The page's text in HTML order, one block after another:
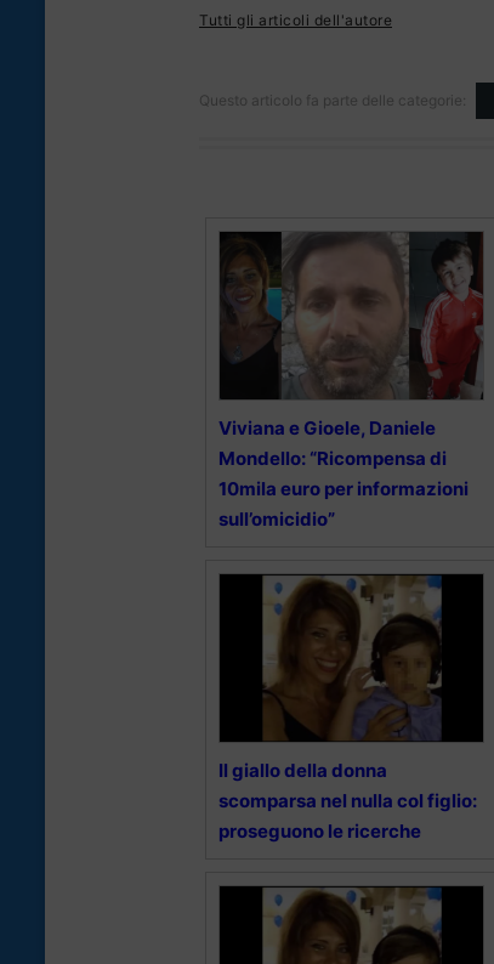
Tutti gli articoli dell'autore
Questo articolo fa parte delle categorie:
Viviana e Gioele, Daniele
Mondello: “Ricompensa di
10mila euro per informazioni
sull’omicidio”
Il giallo della donna
scomparsa nel nulla col figlio:
proseguono le ricerche